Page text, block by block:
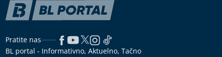
Pratite nas
BL portal - Informativno, Aktuelno, Tačno